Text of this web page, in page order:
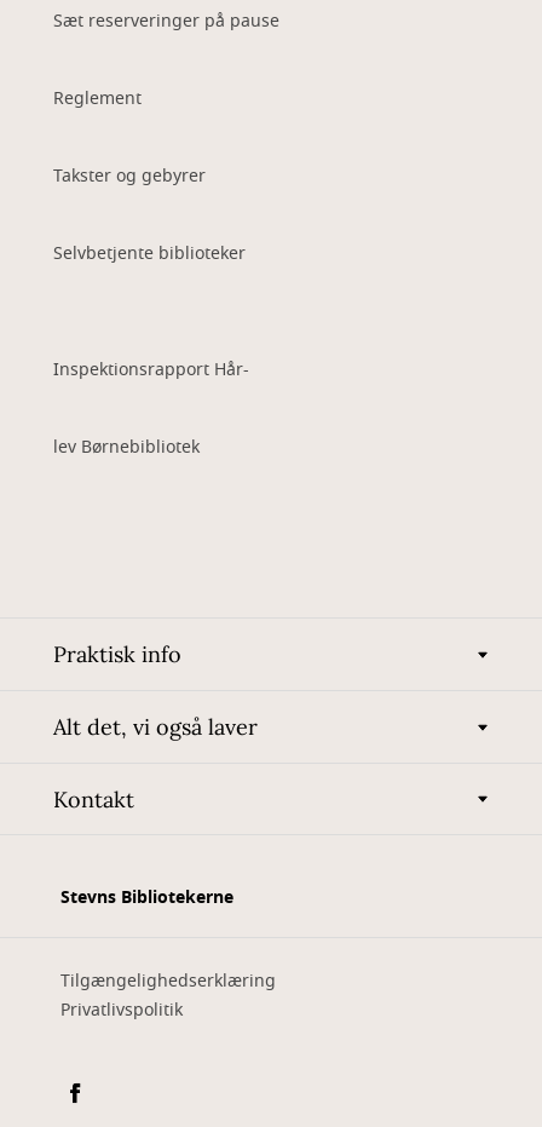
Sæt reserveringer på pause
Reglement
Takster og gebyrer
Selvbetjente biblioteker
Inspektionsrapport Hår-
lev Børnebibliotek
Praktisk info
Alt det, vi også laver
Kontakt
Stevns Bibliotekerne
Tilgængelighedserklæring
Privatlivspolitik